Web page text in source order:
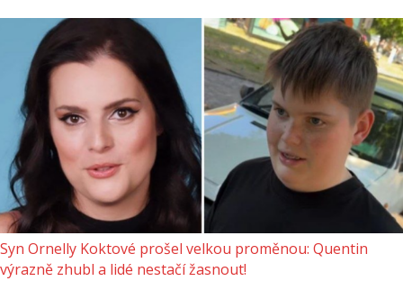
Syn Ornelly Koktové prošel velkou proměnou: Quentin
výrazně zhubl a lidé nestačí žasnout!